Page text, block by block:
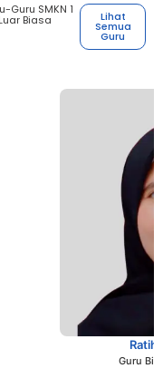
Guru SMKN 1
Biasa Lihat
Semua
Guru
Ratih
Guru